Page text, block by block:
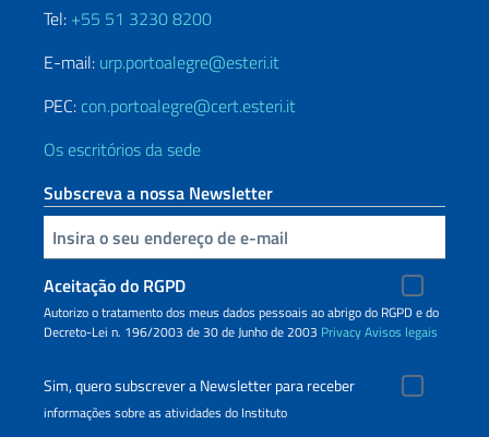
Tel: +55 51 3230 8200
E-mail: urp.portoalegre@esteri.it
PEC: con.portoalegre@cert.esteri.it
Os escritórios da sede
Subscreva a nossa Newsletter
Inserisci la tua email
Aceitação do RGPD
Autorizo o tratamento dos meus dados pessoais ao abrigo do RGPD e do
Decreto-Lei n. 196/2003 de 30 de Junho de 2003 PrivacyAvisos legais
Sim, quero subscrever a Newsletter para receber
informações sobre as atividades do Instituto